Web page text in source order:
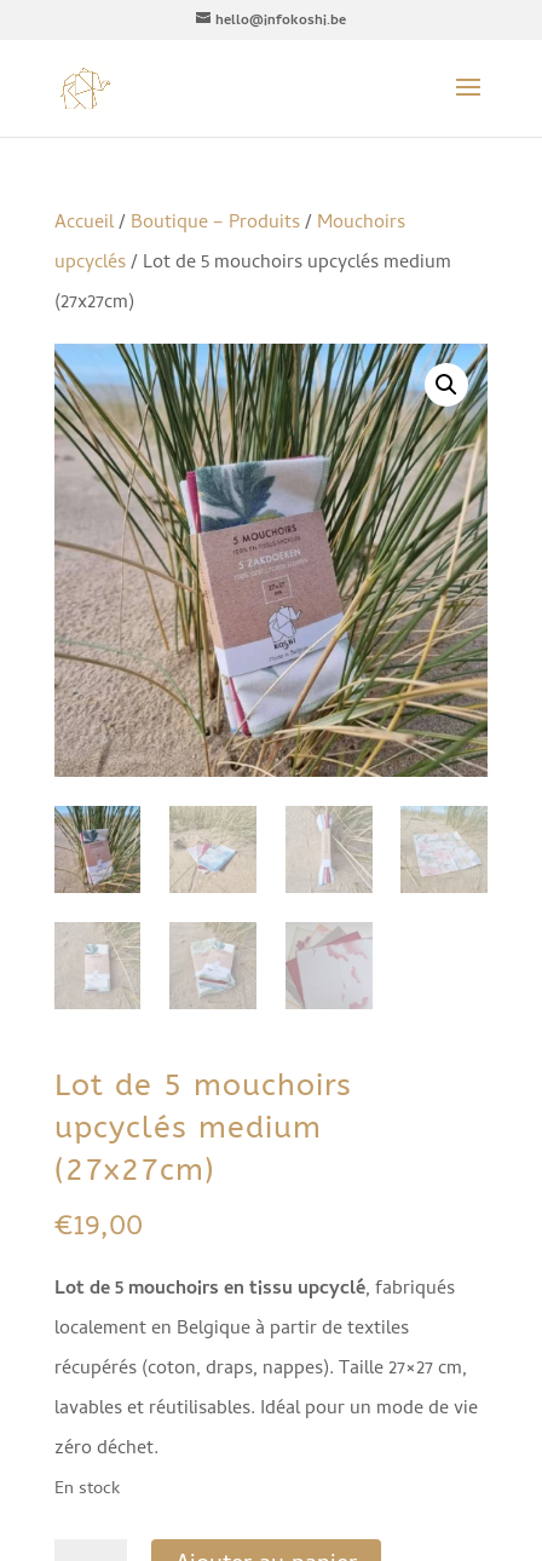
hello@infokoshi.be
Accueil/Boutique – Produits/Mouchoirs
upcyclés/ Lot de 5 mouchoirs upcyclés medium
(27x27cm)
Lot de 5 mouchoirs
upcyclés medium
(27x27cm)
€19,00
Lot de 5 mouchoirs en tissu upcyclé, fabriqués
localement en Belgique à partir de textiles
récupérés (coton, draps, nappes). Taille 27×27 cm,
lavables et réutilisables. Idéal pour un mode de vie
zéro déchet.
En stock